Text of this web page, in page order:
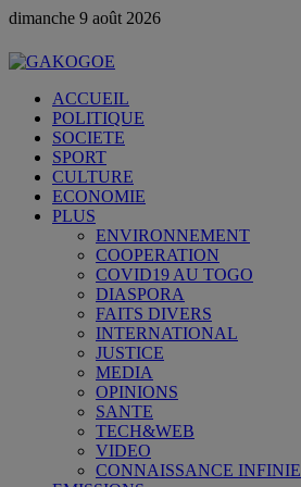
dimanche 9 août 2026
ACCUEIL
POLITIQUE
SOCIETE
SPORT
CULTURE
ECONOMIE
PLUS
ENVIRONNEMENT
COOPERATION
COVID19 AU TOGO
DIASPORA
FAITS DIVERS
INTERNATIONAL
JUSTICE
MEDIA
OPINIONS
SANTE
TECH&WEB
VIDEO
CONNAISSANCE INFINIE